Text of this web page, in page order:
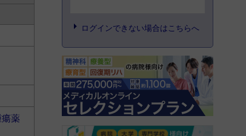
薬
ログインできない場合はこちらへ